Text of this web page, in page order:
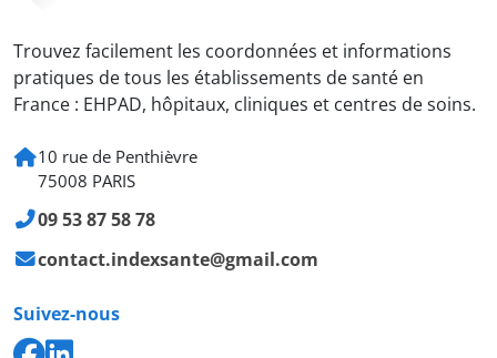
Trouvez facilement les coordonnées et informations
pratiques de tous les établissements de santé en
France : EHPAD, hôpitaux, cliniques et centres de soins.
10 rue de Penthièvre
75008 PARIS
09 53 87 58 78
contact.indexsante@gmail.com
Suivez-nous